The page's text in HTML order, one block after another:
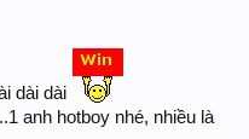
dài dài
anh hotboy nhé, nhiều là